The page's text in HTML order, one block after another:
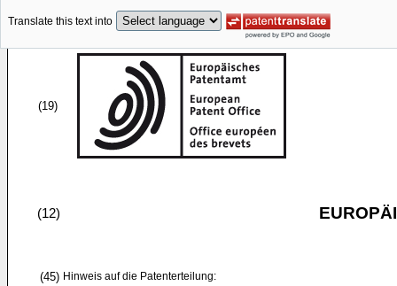
Translate this text into
(19)
(12)
(45) Hinweis auf die Patenterteilung: